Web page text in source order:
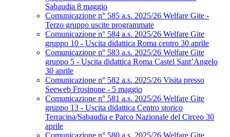
Sabaudia 8 maggio
Comunicazione n° 585 a.s. 2025/26 Welfare Gite -
Terzo gruppo uscite programmate
Comunicazione n° 584 a.s. 2025/26 Welfare Gite
gruppo 10 - Uscita didattica Roma centro 30 aprile
Comunicazione n° 583 a.s. 2025/26 Welfare Gite
gruppo 5 - Uscita didattica Roma Castel Sant’Angelo
30 aprile
Comunicazione n° 582 a.s. 2025/26 Visita presso
Seeweb Frosinone - 5 maggio
Comunicazione n° 581 a.s. 2025/26 Welfare Gite
gruppo 13 - Uscita didattica Centro storico
Terracina/Sabaudia e Parco Nazionale del Circeo 30
aprile